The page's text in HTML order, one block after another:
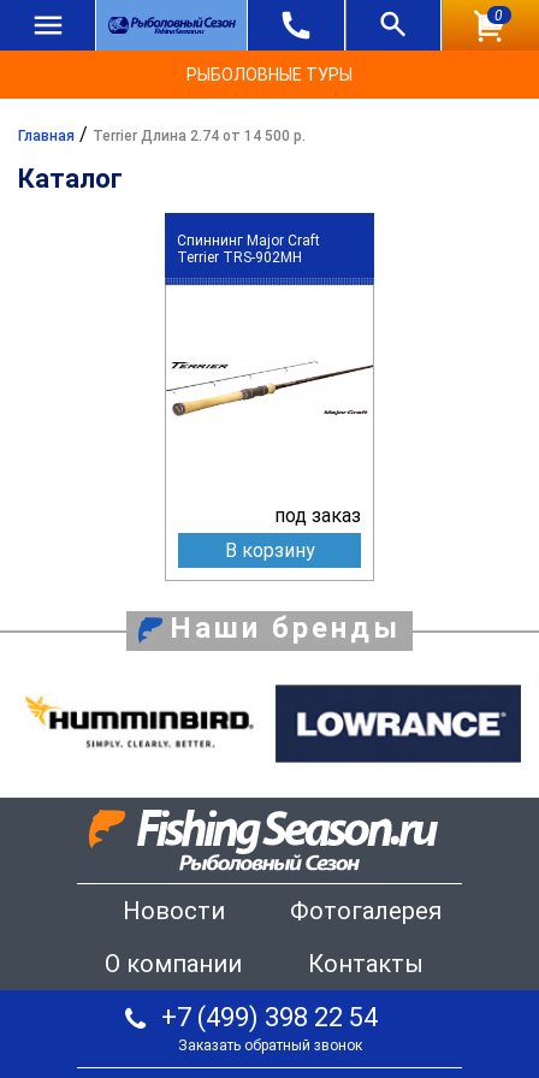
0
РЫБОЛОВНЫЕ ТУРЫ
Главная / Terrier Длина 2.74 от 14 500 р.
Каталог
Спиннинг Major Craft
Terrier TRS-902MH
под заказ
В корзину
Наши бренды
Новости
Фотогалерея
О компании
Контакты
+7 (499) 398 22 54
Заказать обратный звонок